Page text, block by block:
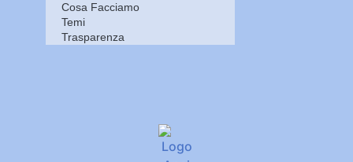
Cosa Facciamo
Temi
Trasparenza